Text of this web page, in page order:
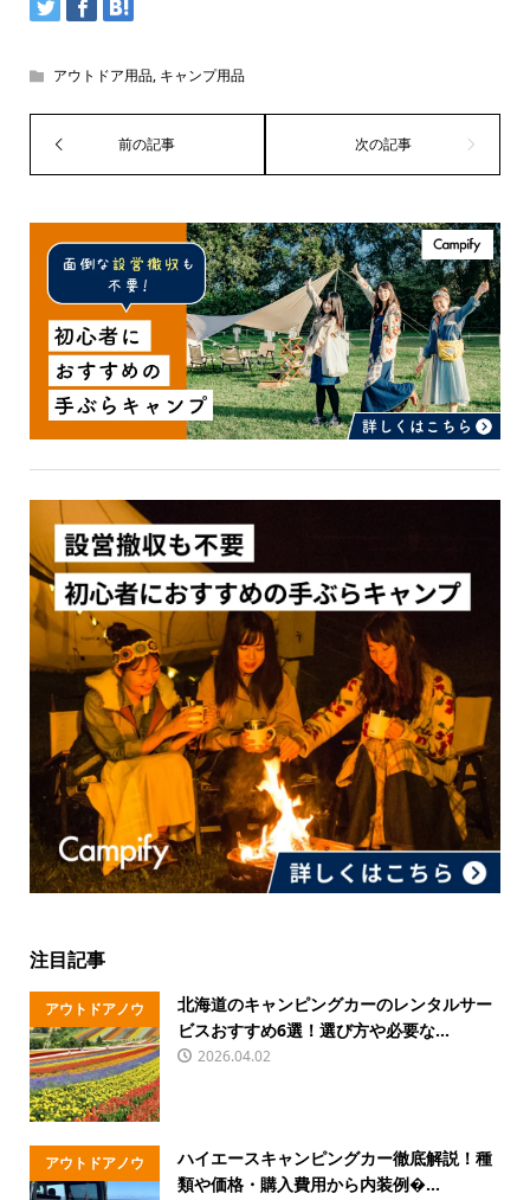
アウトドア用品, キャンプ用品
注目記事
アウトドアノウ
ハウ
北海道のキャンピングカーのレンタルサー
ビスおすすめ6選！選び方や必要な...
2026.04.02
アウトドアノウ
ハイエースキャンピングカー徹底解説！種
類や価格・購入費用から内装例�...